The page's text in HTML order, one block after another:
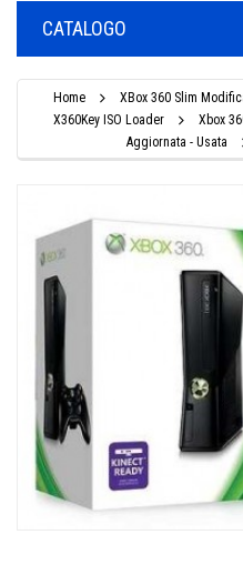
CATALOGO
Home XBox 360 Slim
X360Key ISO Loader
Xbox
Aggiornata - Usata